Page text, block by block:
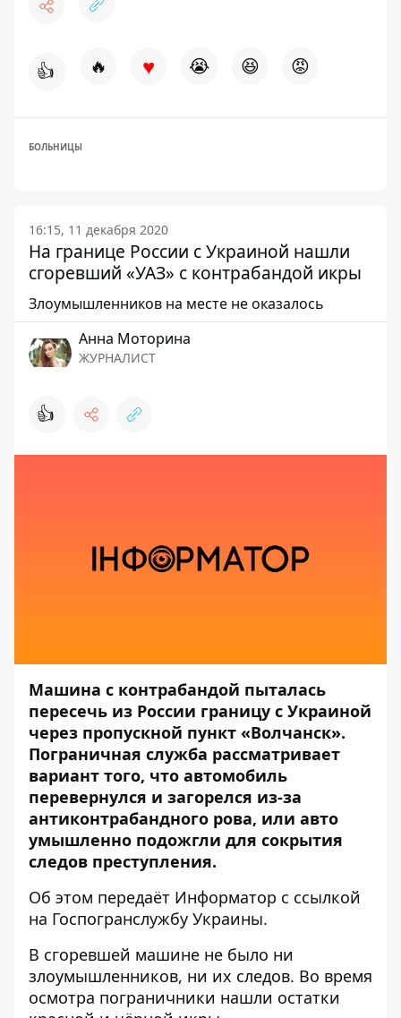
👍 🔥 ♥ 😭 😆 😡
БОЛЬНИЦЫ
16:15, 11 декабря 2020
На границе России с Украиной нашли
сгоревший «УАЗ» с контрабандой икры
Злоумышленников на месте не оказалось
Анна Моторина
ЖУРНАЛИСТ
👍
Машина с контрабандой пыталась
пересечь из России границу с Украиной
через пропускной пункт «Волчанск».
Пограничная служба рассматривает
вариант того, что автомобиль
перевернулся и загорелся из-за
антиконтрабандного рова, или авто
умышленно подожгли для сокрытия
следов преступления.
Об этом передаёт Информатор с ссылкой
на Госпогранслужбу Украины.
В сгоревшей машине не было ни
злоумышленников, ни их следов. Во время
осмотра пограничники нашли остатки